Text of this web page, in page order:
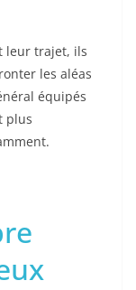
leur trajet, ils
les aléas
équipés
plus